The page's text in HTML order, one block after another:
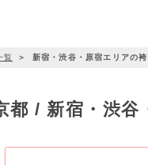
覧 ＞ 新宿・渋谷・原宿エリアの
都 / 新宿・渋谷